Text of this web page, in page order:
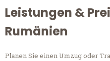
Leistungen &
Rumänien
Planen Sie einen Umzug oder